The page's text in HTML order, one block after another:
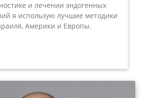
и лечении эндогенных
я использую лучшие методики
Америки и Европы.